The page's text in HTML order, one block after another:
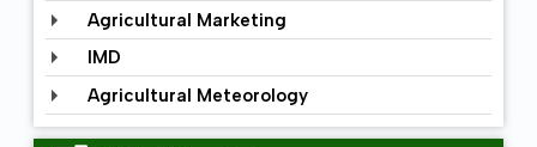
Agricultural Marketing
IMD
Agricultural Meteorology